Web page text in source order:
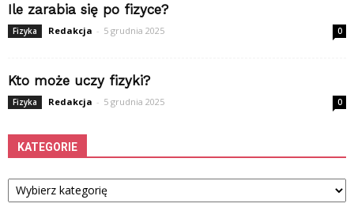
Ile zarabia się po fizyce?
Fizyka Redakcja - 5 grudnia 2025 0
Kto może uczy fizyki?
Fizyka Redakcja - 5 grudnia 2025 0
KATEGORIE
Kategorie